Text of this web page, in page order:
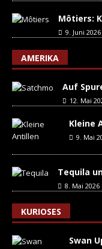
Môtiers:
9. Juni 2026
AMERIKA
Auf
12. Mai
Kleine
9. Mai
Tequila
8. Mai 2026
KURIOSES
Swan